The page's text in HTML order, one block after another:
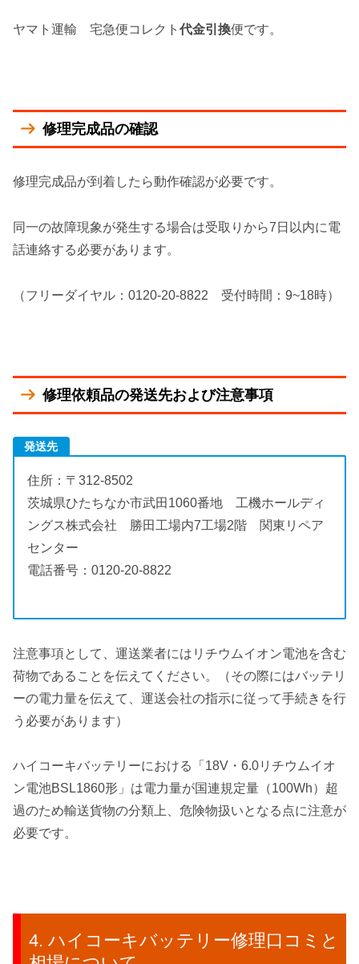
ヤマト運輸 宅急便コレクト 代金引換便です。
修理完成品の確認
修理完成品が到着したら動作確認が必要です。
同一の故障現象が発生する場合は受取りから7日以内に電
話連絡する必要があります。
（フリーダイヤル：0120-20-8822 受付時間：9~18時）
修理依頼品の発送先および注意事項
発送先
住所：〒312-8502
茨城県ひたちなか市武田1060番地 工機ホールディ
ングス株式会社 勝田工場内7工場2階 関東リペア
センター
電話番号：0120-20-8822
注意事項として、運送業者にはリチウムイオン電池を含む
荷物であることを伝えてください。（その際にはバッテリ
ーの電力量を伝えて、運送会社の指示に従って手続きを行
う必要があります）
ハイコーキバッテリーにおける「18V・6.0リチウムイオ
ン電池BSL1860形」は電力量が国連規定量（100Wh）超
過のため輸送貨物の分類上、危険物扱いとなる点に注意が
必要です。
ハイコーキバッテリー修理口コミと